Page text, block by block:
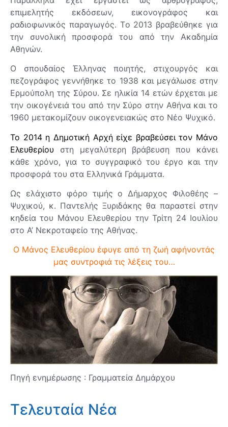
επιμελητής εκδόσεων, εικονογράφος και
ραδιοφωνικός παραγωγός. Tο 2013 βραβεύθηκε για
την συνολική προσφορά του από την Ακαδημία
Αθηνών.
Ο σπουδαίος Έλληνας ποιητής, στιχουργός και
πεζογράφος γεννήθηκε το 1938 και μεγάλωσε στην
Ερμούπολη της Σύρου. Σε ηλικία 14 ετών έρχεται με
την οικογένειά του από την Σύρο στην Αθήνα και το
1960 μετακομίζουν οικογενειακώς στο Νέο Ψυχικό.
Το 2014 η Δημοτική Αρχή είχε βραβεύσει τον Μάνο
Ελευθερίου στη μεγαλύτερη βράβευση που κάνει
κάθε χρόνο, για το συγγραφικό του έργο και την
προσφορά του στα Ελληνικά Γράμματα.
Ως ελάχιστο φόρο τιμής ο Δήμαρχος Φιλοθέης –
Ψυχικού, κ. Παντελής Ξυριδάκης θα παραστεί στην
κηδεία του Μάνου Ελευθερίου την Τρίτη 24 Ιουλίου
στο Α’ Νεκροταφείο της Αθήνας.
Ο Μάνος Ελευθερίου έφυγε από τη ζωή αφήνοντάς
μας συντροφιά τις λέξεις του…
Πηγή ενημέρωσης : Γραμματεία Δημάρχου
Τελευταία Νέα